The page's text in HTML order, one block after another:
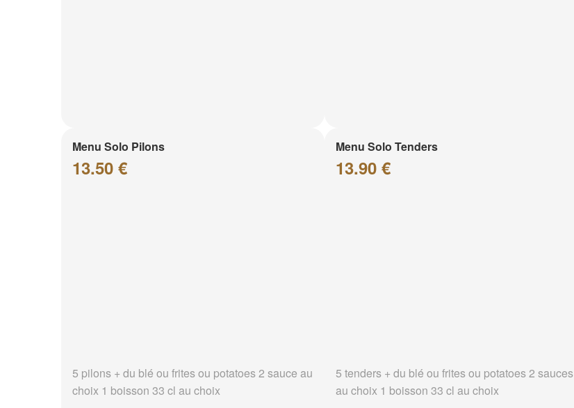
Menu Solo Pilons
13.50 €
5 pilons + du blé ou frites ou potatoes 2 sauce au
choix 1 boisson 33 cl au choix
Menu Solo Tenders
13.90 €
5 tenders + du blé ou frites ou potatoes 2 sauces
au choix 1 boisson 33 cl au choix